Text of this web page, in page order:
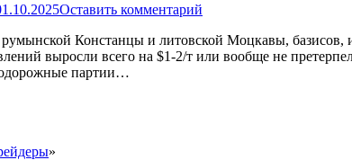
Оставить комментарий
румынской Констанцы и литовской Моцкавы,
выросли всего на $1-2/т или вообще не
партии…
»